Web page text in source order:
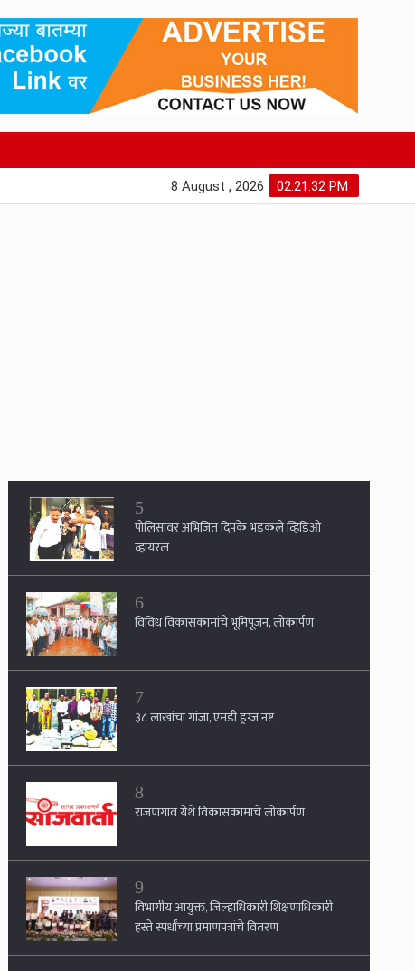
02:21:33 PM
8 August , 2026
5
पोलिसांवर अभिजित दिपके भडकले व्हिडिओ
व्हायरल
6
विविध विकासकामांचे भूमिपूजन, लोकार्पण
7
३८ लाखांचा गांजा, एमडी ड्रग्ज नष्ट
8
रांजणगाव येथे विकासकामांचे लोकार्पण
9
विभागीय आयुक्त, जिल्हाधिकारी शिक्षणाधिकारी
हस्ते स्पर्धांच्या प्रमाणपत्रांचे वितरण